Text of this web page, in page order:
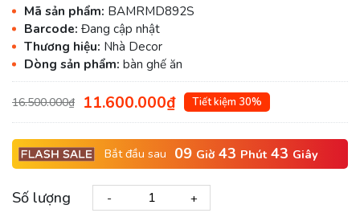
Mã sản phẩm: BAMRMD892S
Barcode: Đang cập nhật
Thương hiệu: Nhà Decor
Dòng sản phẩm: bàn ghế ăn
16.500.000₫ 11.600.000₫ Tiết kiệm 30%
Bắt đầu sau 09 Giờ 43 Phút 42 Giây
Số lượng - +